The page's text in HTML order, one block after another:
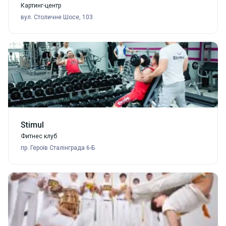
Картинг-центр
вул. Столичне Шосе, 103
Stimul
Фитнес клуб
пр. Героїв Сталінграда 6-Б